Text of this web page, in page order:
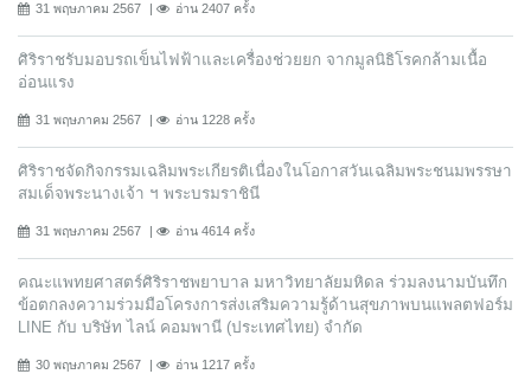
31 พฤษภาคม 2567 อ่าน 2407 ครั้ง
ศิริราชรับมอบรถเข็นไฟฟ้าและเครื่องช่วยยก จากมูลนิธิโรคกล้ามเนื้อ
อ่อนแรง
31 พฤษภาคม 2567 อ่าน 1228 ครั้ง
ศิริราชจัดกิจกรรมเฉลิมพระเกียรติเนื่องในโอกาสวันเฉลิมพระชนมพรรษา
สมเด็จพระนางเจ้า ฯ พระบรมราชินี
31 พฤษภาคม 2567 อ่าน 4614 ครั้ง
คณะแพทยศาสตร์ศิริราชพยาบาล มหาวิทยาลัยมหิดล ร่วมลงนามบันทึก
ข้อตกลงความร่วมมือโครงการส่งเสริมความรู้ด้านสุขภาพบนแพลตฟอร์ม
LINE กับ บริษัท ไลน์ คอมพานี (ประเทศไทย) จํากัด
30 พฤษภาคม 2567 อ่าน 1217 ครั้ง